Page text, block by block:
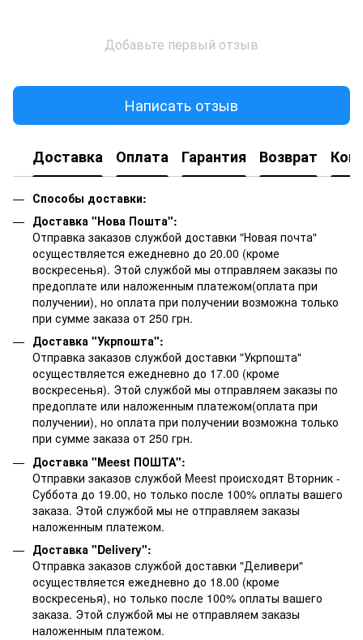
Добавьте первый отзыв
Написать отзыв
Доставка Оплата Гарантия Возврат
Способы доставки:
Доставка "Нова Пошта":
Отправка заказов службой доставки "Новая почта"
осуществляется ежедневно до 20.00 (кроме
воскресенья). Этой службой мы отправляем заказы по
предоплате или наложенным платежом(оплата при
получении), но оплата при получении возможна только
при сумме заказа от 250 грн.
Доставка "Укрпошта":
Отправка заказов службой доставки "Укрпошта"
осуществляется ежедневно до 17.00 (кроме
воскресенья). Этой службой мы отправляем заказы по
предоплате или наложенным платежом(оплата при
получении), но оплата при получении возможна только
при сумме заказа от 250 грн.
Доставка "Meest ПОШТА":
Отправки заказов службой Meest происходят Вторник -
Суббота до 19.00, но только после 100% оплаты вашего
заказа. Этой службой мы не отправляем заказы
наложенным платежом.
Доставка "Delivery":
Отправка заказов службой доставки "Деливери"
осуществляется ежедневно до 18.00 (кроме
воскресенья), но только после 100% оплаты вашего
заказа. Этой службой мы не отправляем заказы
наложенным платежом.